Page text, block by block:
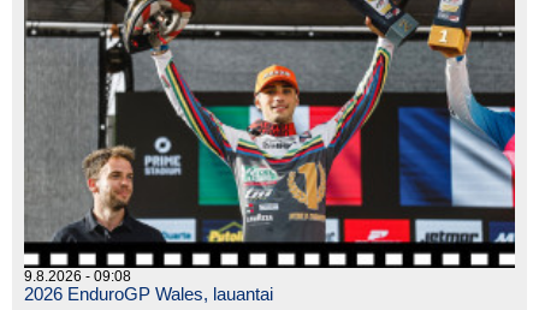
9.8.2026 - 09:08
2026 EnduroGP Wales, lauantai